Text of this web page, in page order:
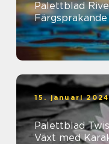
Palettblad
15. januari 2024
Palettblad
Växt med